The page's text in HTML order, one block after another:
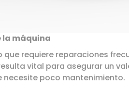
la máquina
requiere reparaciones
vital para asegurar un
necesite poco mantenimiento.